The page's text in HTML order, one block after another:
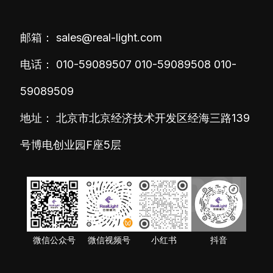
邮箱： sales@real-light.com
电话： 010-59089507 010-59089508 010-
59089509
地址： 北京市北京经济技术开发区经海三路139
号博电创业园F座5层
微信公众号 微信视频号 小红书 抖音